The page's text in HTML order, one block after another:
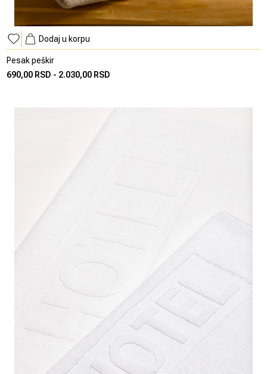
Dodaj u korpu
Pesak peškir
690,00 RSD - 2.030,00 RSD